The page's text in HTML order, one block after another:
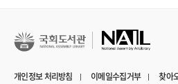
개인정보 처리방침 이메일수집거부 찾아